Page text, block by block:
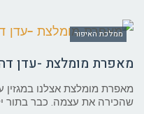
ממלכת האיפור
מאפרת מומלצת -עדן
מאפרת מומלצת אצלנו במגזין
שהכירה את עצמה. כבר בתור